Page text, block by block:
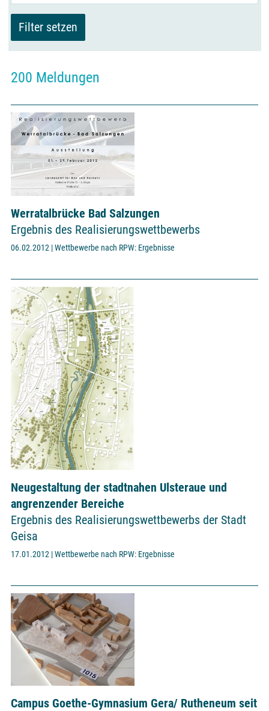
200 Meldungen
Werratalbrücke Bad Salzungen
Ergebnis des Realisierungswettbewerbs
06.02.2012 | Wettbewerbe nach RPW: Ergebnisse
Neugestaltung der stadtnahen Ulsteraue und
angrenzender Bereiche
Ergebnis des Realisierungswettbewerbs der Stadt
Geisa
17.01.2012 | Wettbewerbe nach RPW: Ergebnisse
Campus Goethe-Gymnasium Gera/ Rutheneum seit